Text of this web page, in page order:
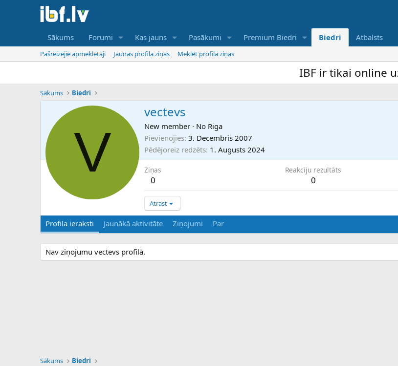
Sākums Forumi Kas jauns Pasākumi Premium Biedri Biedri Atbalsts
Pašreizējie apmeklētāji Jaunas profila ziņas Meklēt profila ziņas
IBF ir tikai online
Sākums Biedri
V
vectevs
New member · No Riga
Pievienojies 3. Decembris 2007
Pēdējoreiz redzēts 1. Augusts 2024
Ziņas
0
Reakciju rezultāts
0
Atrast
Profila ieraksti Jaunākā aktivitāte Ziņojumi Par
Nav ziņojumu vectevs profilā.
Sākums Biedri